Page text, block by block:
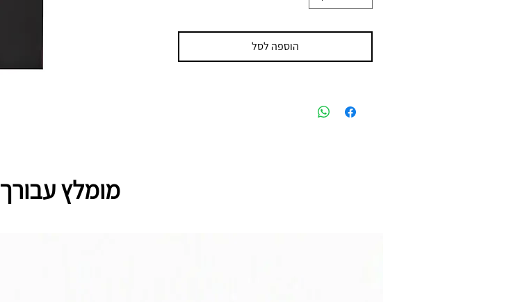
הוספה לסל
מומלץ עבורך